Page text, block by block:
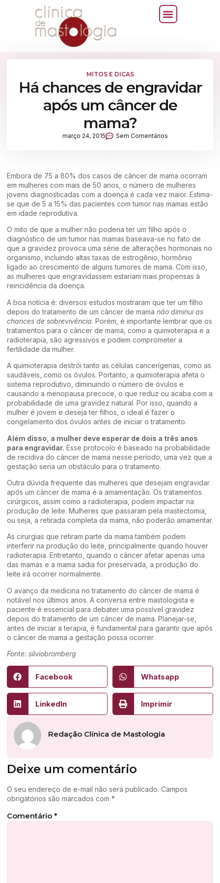
MITOS E DICAS
Há chances de engravidar
após um câncer de
mama?
março 24, 2015 Sem Comentários
Embora de 75 a 80% dos casos de câncer de mama ocorram
em mulheres com mais de 50 anos, o número de mulheres
jovens diagnosticadas com a doença é cada vez maior. Estima-
se que de 5 a 15% das pacientes com tumor nas mamas estão
em idade reprodutiva.
O mito de que a mulher não poderia ter um filho após o
diagnóstico de um tumor nas mamas baseava-se no fato de
que a gravidez provoca uma série de alterações hormonais no
organismo, incluindo altas taxas de estrogênio, hormônio
ligado ao crescimento de alguns tumores de mama. Com isso,
as mulheres que engravidassem estariam mais propensas à
reincidência da doença.
A boa notícia é: diversos estudos mostraram que ter um filho
depois do tratamento de um câncer de mama não diminui as
chances de sobrevivência. Porém, é importante lembrar que os
tratamentos para o câncer de mama, como a quimioterapia e a
radioterapia, são agressivos e podem comprometer a
fertilidade da mulher.
A quimioterapia destrói tanto as células cancerígenas, como as
saudáveis, como os óvulos. Portanto, a quimioterapia afeta o
sistema reprodutivo, diminuindo o número de óvulos e
causando a menopausa precoce, o que reduz ou acaba com a
probabilidade de uma gravidez natural. Por isso, quando a
mulher é jovem e deseja ter filhos, o ideal é fazer o
congelamento dos óvulos antes de iniciar o tratamento.
Além disso, a mulher deve esperar de dois a três anos
para engravidar. Esse protocolo é baseado na probabilidade
de recidiva do câncer de mama nesse período, uma vez que a
gestação seria um obstáculo para o tratamento.
Outra dúvida frequente das mulheres que desejam engravidar
após um câncer de mama é a amamentação. Os tratamentos
cirúrgicos, assim como a radioterapia, podem impactar na
produção de leite. Mulheres que passaram pela mastectomia,
ou seja, a retirada completa da mama, não poderão amamentar.
As cirurgias que retiram parte da mama também podem
interferir na produção do leite, principalmente quando houver
radioterapia. Entretanto, quando o câncer afetar apenas uma
das mamas e a mama sadia for preservada, a produção do
leite irá ocorrer normalmente.
O avanço da medicina no tratamento do câncer de mama é
notável nos últimos anos. A conversa entre mastologista e
paciente é essencial para debater uma possível gravidez
depois do tratamento de um câncer de mama. Planejar-se,
antes de iniciar a terapia, é fundamental para garantir que após
o câncer de mama a gestação possa ocorrer.
Fonte: silviobromberg
Facebook Whatsapp
LinkedIn Imprimir
Redação Clínica de Mastologia
Deixe um comentário
O seu endereço de e-mail não será publicado. Campos
obrigatórios são marcados com *
Comentário *